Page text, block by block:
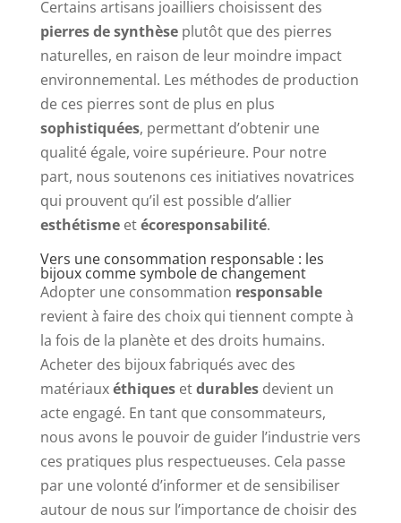
Certains artisans joailliers choisissent des
pierres de synthèseplutôt que des pierres
naturelles, en raison de leur moindre impact
environnemental. Les méthodes de production
de ces pierres sont de plus en plus
sophistiquées, permettant d’obtenir une
qualité égale, voire supérieure. Pour notre
part, nous soutenons ces initiatives novatrices
qui prouvent qu’il est possible d’allier
esthétismeetécoresponsabilité.
Vers une consommation responsable : les
bijoux comme symbole de changement
Adopter une consommation responsable
revient à faire des choix qui tiennent compte à
la fois de la planète et des droits humains.
Acheter des bijoux fabriqués avec des
matériauxéthiquesetdurablesdevient un
acte engagé. En tant que consommateurs,
nous avons le pouvoir de guider l’industrie vers
ces pratiques plus respectueuses. Cela passe
par une volonté d’informer et de sensibiliser
autour de nous sur l’importance de choisir des